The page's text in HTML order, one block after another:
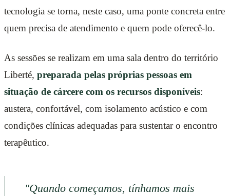
tecnologia se torna, neste caso, uma ponte concreta entre
quem precisa de atendimento e quem pode oferecê-lo.
As sessões se realizam em uma sala dentro do território
Liberté, preparada pelas próprias pessoas em
situação de cárcere com os recursos disponíveis:
austera, confortável, com isolamento acústico e com
condições clínicas adequadas para sustentar o encontro
terapêutico.
"Quando começamos, tínhamos mais